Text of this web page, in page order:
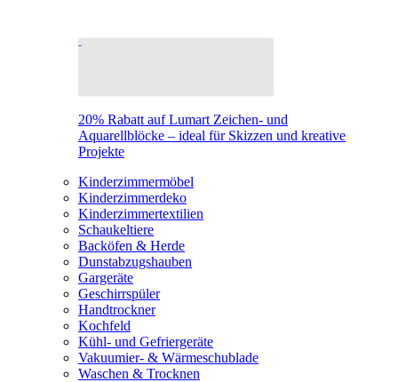
20% Rabatt auf Lumart Zeichen- und
Aquarellblöcke – ideal für Skizzen und kreative
Projekte
Kinderzimmermöbel
Kinderzimmerdeko
Kinderzimmertextilien
Schaukeltiere
Backöfen & Herde
Dunstabzugshauben
Gargeräte
Geschirrspüler
Handtrockner
Kochfeld
Kühl- und Gefriergeräte
Vakuumier- & Wärmeschublade
Waschen & Trocknen